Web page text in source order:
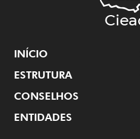
INÍCIO
ESTRUTURA
CONSELHOS
ENTIDADES